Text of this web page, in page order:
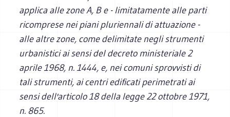
applica alle zone A, B e - limitatamente alle parti
ricomprese nei piani pluriennali di attuazione -
alle altre zone, come delimitate negli strumenti
urbanistici ai sensi del decreto ministeriale 2
aprile 1968, n. 1444, e, nei comuni sprovvisti di
tali strumenti, ai centri edificati perimetrati ai
sensi dell'articolo 18 della legge 22 ottobre 1971,
n. 865.